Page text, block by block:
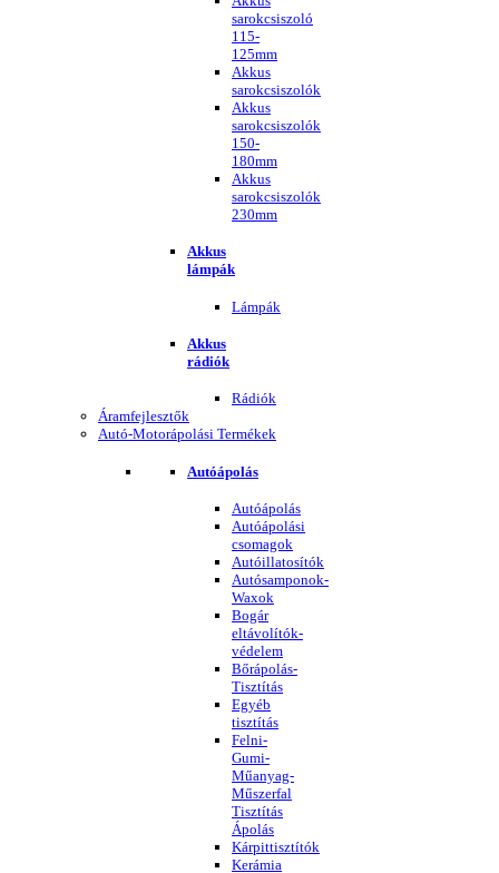
sarokcsiszoló
115-
125mm
Akkus
sarokcsiszolók
Akkus
sarokcsiszolók
150-
180mm
Akkus
sarokcsiszolók
230mm
Akkus
lámpák
Lámpák
Akkus
rádiók
Rádiók
Áramfejlesztők
Autó-Motorápolási Termékek
Autóápolás
Autóápolás
Autóápolási
csomagok
Autóillatosítók
Autósamponok-
Waxok
Bogár
eltávolítók-
védelem
Bőrápolás-
Tisztítás
Egyéb
tisztítás
Felni-
Gumi-
Műanyag-
Műszerfal
Tisztítás
Ápolás
Kárpittisztítók
Kerámia